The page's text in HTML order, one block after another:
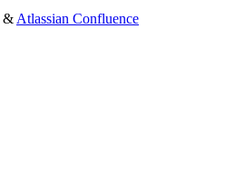
& Atlassian Confluence